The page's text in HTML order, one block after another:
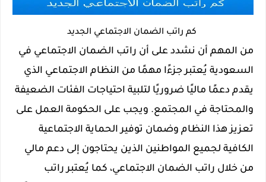
كم راتب الضمان الاجتماعي الجديد
من المهم أن نشدد على أن راتب الضمان الاجتماعي في
السعودية يُعتبر جزءًا مهمًا من النظام الاجتماعي الذي
يقدم دعمًا ماليًا ضروريًا لتلبية احتياجات الفئات الضعيفة
والمحتاجة في المجتمع. ويجب على الحكومة العمل على
تعزيز هذا النظام وضمان توفير الحماية الاجتماعية
الكافية لجميع المواطنين الذين يحتاجون إلى دعم مالي
من خلال راتب الضمان الاجتماعي، كما يُعتبر راتب